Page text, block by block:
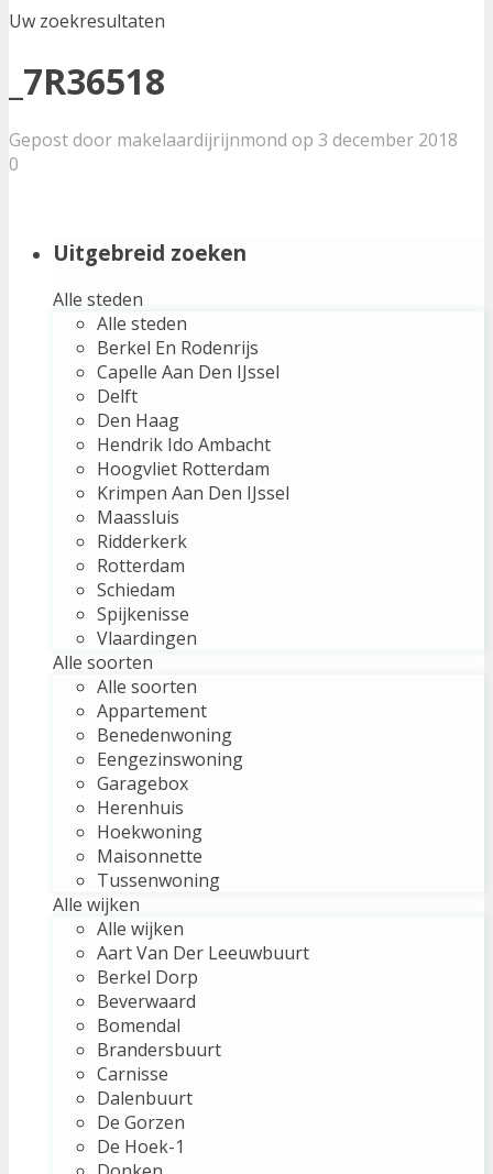
Uw zoekresultaten
_7R36518
Gepost door makelaardijrijnmond op 3 december 2018
0
Uitgebreid zoeken
Alle steden
Alle steden
Berkel En Rodenrijs
Capelle Aan Den IJssel
Delft
Den Haag
Hendrik Ido Ambacht
Hoogvliet Rotterdam
Krimpen Aan Den IJssel
Maassluis
Ridderkerk
Rotterdam
Schiedam
Spijkenisse
Vlaardingen
Alle soorten
Alle soorten
Appartement
Benedenwoning
Eengezinswoning
Garagebox
Herenhuis
Hoekwoning
Maisonnette
Tussenwoning
Alle wijken
Alle wijken
Aart Van Der Leeuwbuurt
Berkel Dorp
Beverwaard
Bomendal
Brandersbuurt
Carnisse
Dalenbuurt
De Gorzen
De Hoek-1